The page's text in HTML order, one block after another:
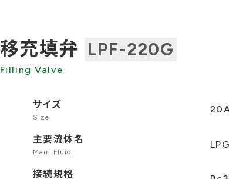
移充填弁 LPF-220G
Filling Valve
サイズ
Size
主要流体名
Main Fluid
接続規格